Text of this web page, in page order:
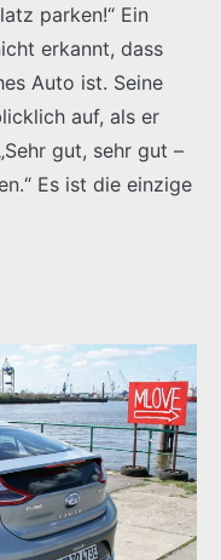
parken!“ Ein
erkannt, dass
Auto ist. Seine
auf, als er
gut, sehr gut –
Es ist die einzige